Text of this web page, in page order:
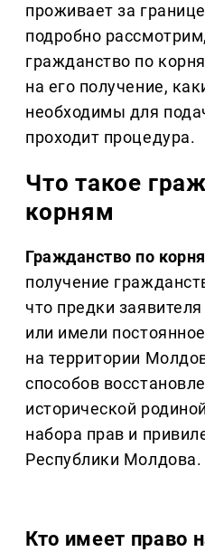
проживает за
подробно
гражданство по
на его получение,
необходимы для
проходит процедура.
Что такое
корням
Гражданство по
получение
что предки
или имели
на территории
способов
исторической
набора прав и
Республики Молдова.
Кто имеет право